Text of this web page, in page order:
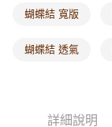
蝴蝶結 寬版
蝴蝶結 透氣
詳細說明